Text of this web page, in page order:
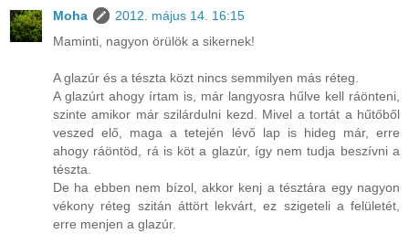
Moha
2012. május 14. 16:15
Maminti, nagyon örülök a sikernek!
A glazúr és a tészta közt nincs semmilyen más réteg.
A glazúrt ahogy írtam is, már langyosra hűlve kell ráönteni,
szinte amikor már szilárdulni kezd. Mivel a tortát a hűtőből
veszed elő, maga a tetején lévő lap is hideg már, erre
ahogy ráöntöd, rá is köt a glazúr, így nem tudja beszívni a
tészta.
De ha ebben nem bízol, akkor kenj a tésztára egy nagyon
vékony réteg szitán áttört lekvárt, ez szigeteli a felületét,
erre menjen a glazúr.